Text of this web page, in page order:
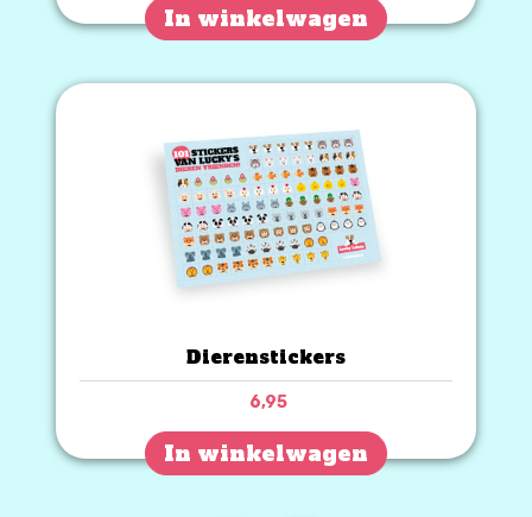
In winkelwagen
Dierenstickers
6,95
In winkelwagen